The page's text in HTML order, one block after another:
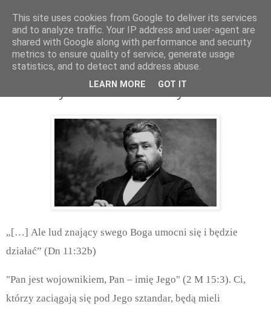
czwartek, lipca 19, 2018
Odważny w obronie Prawdy
„[…] Ale lud znający swego Boga umocni się i będzie
działać” (Dn 11:32b)
"Pan jest wojownikiem, Pan – imię Jego" (2 M 15:3). Ci,
którzy zaciągają się pod Jego sztandar, będą mieli
This site uses cookies from Google to deliver its services
and to analyze traffic. Your IP address and user-agent are
shared with Google along with performance and security
metrics to ensure quality of service, generate usage
statistics, and to detect and address abuse.
LEARN MORE GOT IT